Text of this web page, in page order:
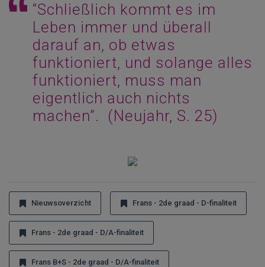
“Schließlich kommt es im
Leben immer und überall
darauf an, ob etwas
funktioniert, und solange alles
funktioniert, muss man
eigentlich auch nichts
machen”. (Neujahr, S. 25)
Nieuwsoverzicht Frans - 2de graad - D-finaliteit
Frans - 2de graad - D/A-finaliteit
Frans B+S - 2de graad - D/A-finaliteit